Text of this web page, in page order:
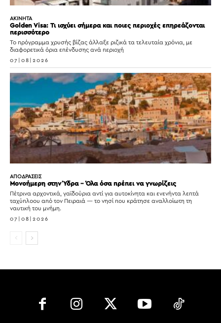
ΑΚΙΝΗΤΑ
Golden Visa: Τι ισχύει σήμερα και ποιες περιοχές επηρεάζονται
περισσότερο
Το πρόγραμμα χρυσής βίζας άλλαξε ριζικά τα τελευταία χρόνια, με
διαφορετικά όρια επένδυσης ανά περιοχή
07|08|2026
ΑΠΟΔΡΑΣΕΙΣ
Μονοήμερη στην Ύδρα – Όλα όσα πρέπει να γνωρίζεις
Πέτρινα αρχοντικά, γαϊδούρια αντί για αυτοκίνητα και ενενήντα λεπτά
ταχύπλοου από τον Πειραιά — το νησί που κράτησε αναλλοίωτη τη
ναυτική του μνήμη.
07|08|2026